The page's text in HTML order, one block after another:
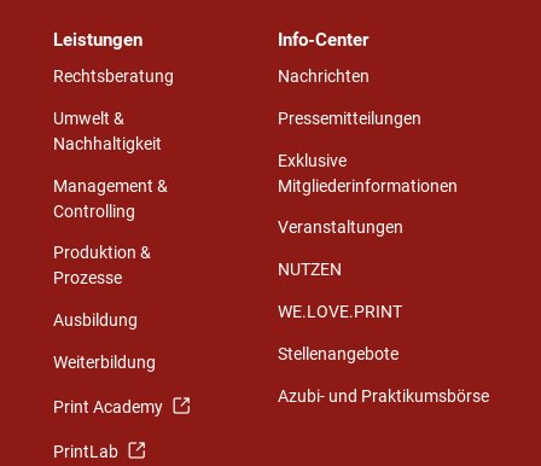
Leistungen
Rechtsberatung
Umwelt &
Nachhaltigkeit
Management &
Controlling
Produktion &
Prozesse
Ausbildung
Weiterbildung
Print Academy
PrintLab
Info-Center
Nachrichten
Pressemitteilungen
Exklusive
Mitgliederinformationen
Veranstaltungen
NUTZEN
WE.LOVE.PRINT
Stellenangebote
Azubi- und Praktikumsbörse